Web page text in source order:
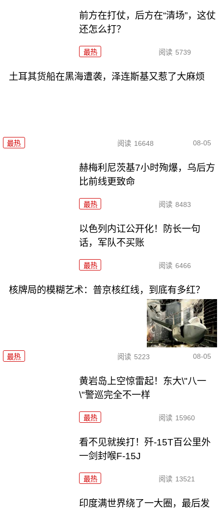
前方在打仗，后方在“清场”，这仗
还怎么打？
最热 阅读 5739
土耳其货船在黑海遭袭，泽连斯基又惹了大麻烦
最热 阅读 16648 08-05
赫梅利尼茨基7小时殉爆，乌后方
比前线更致命
最热 阅读 8483
以色列内讧公开化！防长一句
话，军队不买账
最热 阅读 6466
核牌局的模糊艺术：普京核红线，到底有多红？
最热 阅读 5223 08-05
黄岩岛上空惊雷起！东大\"八一
\"警巡完全不一样
最热 阅读 15960
看不见就挨打！歼-15T百公里外
一剑封喉F-15J
最热 阅读 13521
印度满世界绕了一大圈，最后发